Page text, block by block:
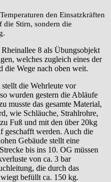
den Einsatzkräften
die Stirn, sondern die
8 als Übungsobjekt
welches zugleich eines der
die Wege nach oben weit.
die Wehrleute vor
wurden gestern die Abläufe
musste das gesamte Material,
wie Schläuche, Strahlrohre,
Fuß und mit den über 20kg
geschafft werden. Auch die
Gebäude stellt eine
bis ins 10. OG müssen
von ca. 3 bar
die durch das
befüllt ca. 150 kg.